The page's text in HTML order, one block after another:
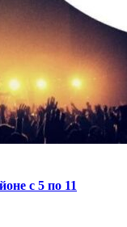
с 5 по 11